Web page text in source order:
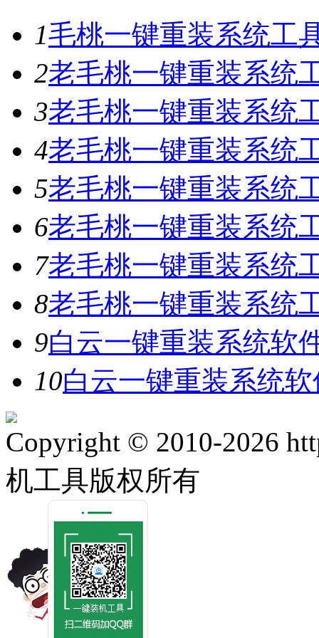
1毛桃一键重装系统工
2老毛桃一键重装系统
3老毛桃一键重装系统
4老毛桃一键重装系统
5老毛桃一键重装系统
6老毛桃一键重装系统
7老毛桃一键重装系统
8老毛桃一键重装系统
9白云一键重装系统软
10白云一键重装系统
Copyright © 2010-2026
机工具版权所有